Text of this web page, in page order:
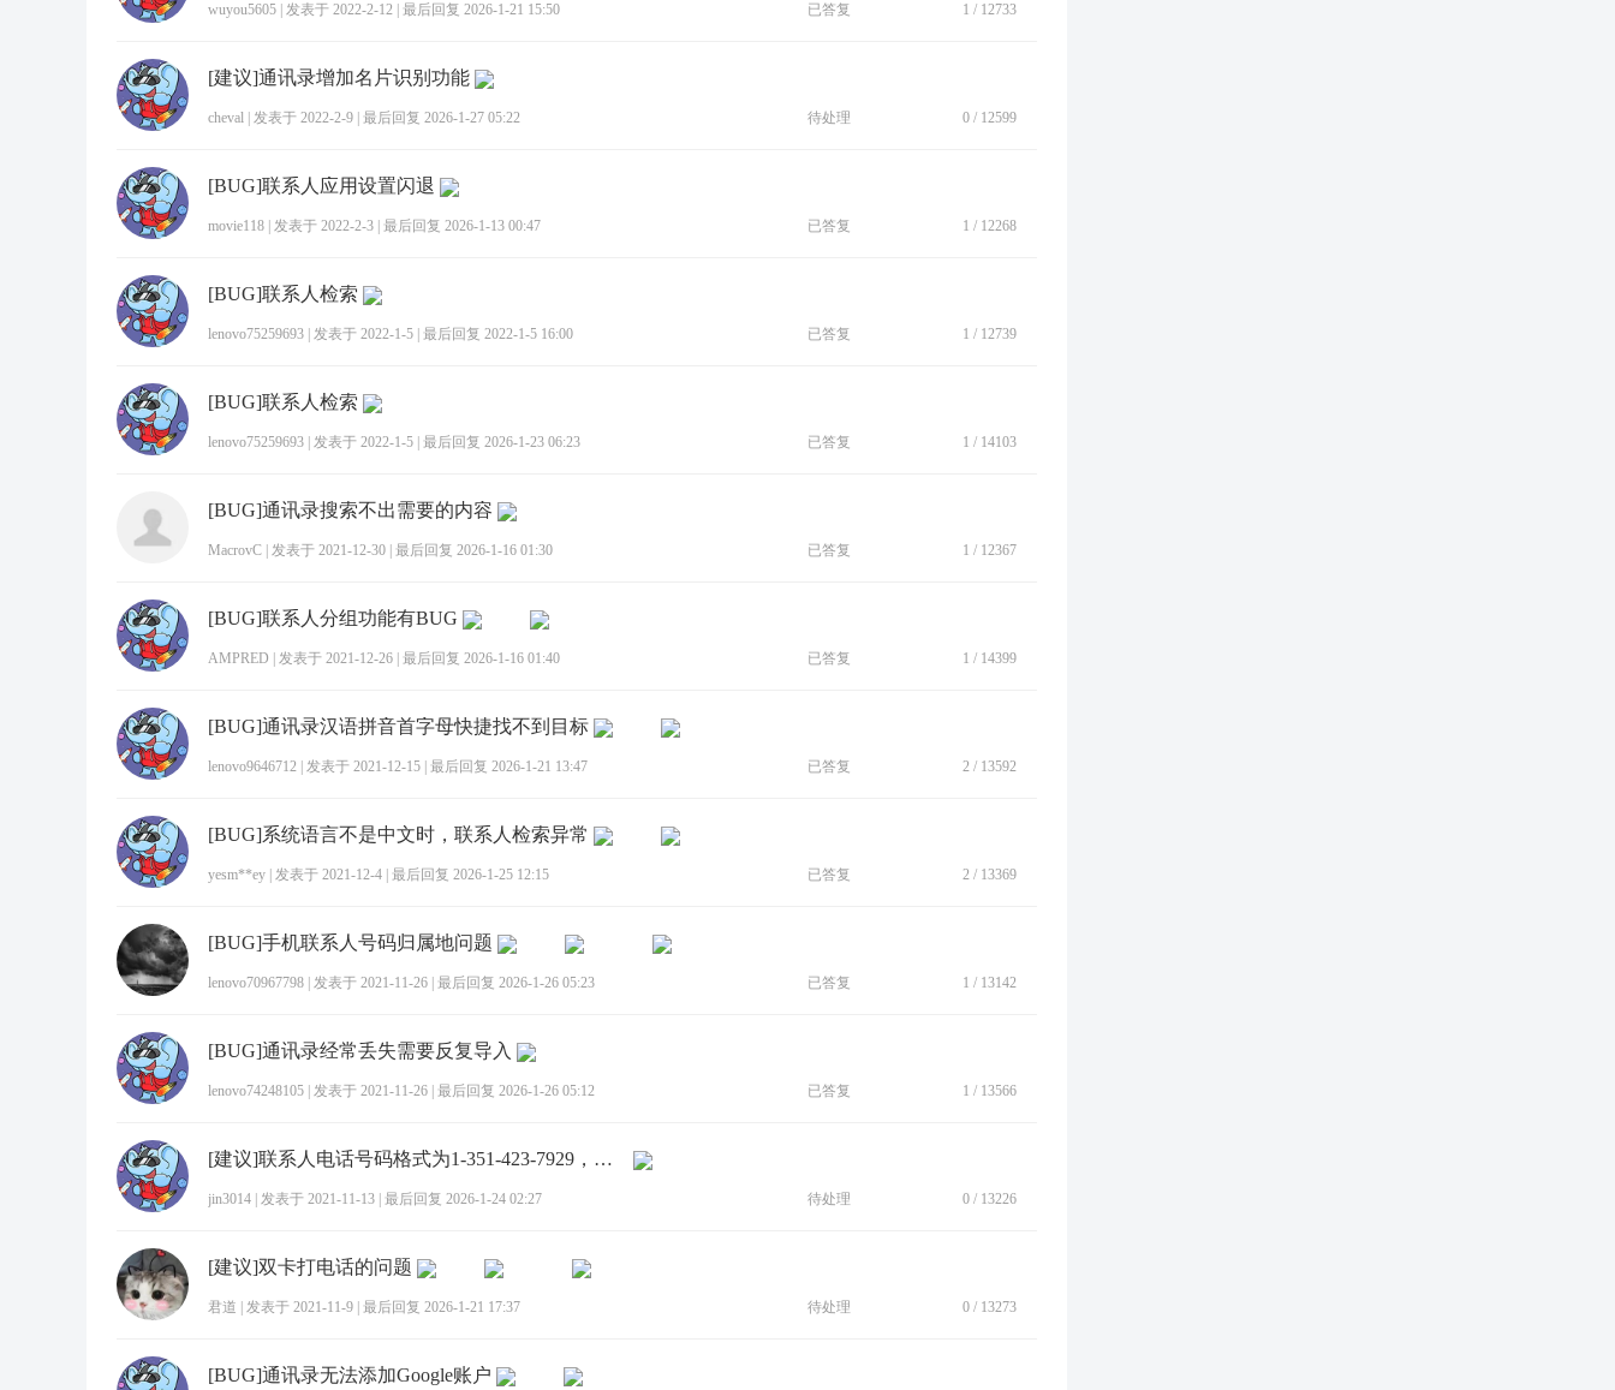
wuyou5605 发表于 2022-2-12 最后回复 2026-1-21 15:50 已答复 1 / 12733
[建议]通讯录增加名片识别功能
cheval 发表于 2022-2-9 最后回复 2026-1-27 05:22 待处理 0 / 12599
[BUG]联系人应用设置闪退
movie118 发表于 2022-2-3 最后回复 2026-1-13 00:47 已答复 1 / 12268
[BUG]联系人检索
lenovo75259693 发表于 2022-1-5 最后回复 2022-1-5 16:00 已答复 1 / 12739
[BUG]联系人检索
lenovo75259693 发表于 2022-1-5 最后回复 2026-1-23 06:23 已答复 1 / 14103
[BUG]通讯录搜索不出需要的内容
MacrovC 发表于 2021-12-30 最后回复 2026-1-16 01:30 已答复 1 / 12367
[BUG]联系人分组功能有BUG
AMPRED 发表于 2021-12-26 最后回复 2026-1-16 01:40 已答复 1 / 14399
[BUG]通讯录汉语拼音首字母快捷找不到目标
lenovo9646712 发表于 2021-12-15 最后回复 2026-1-21 13:47 已答复 2 / 13592
[BUG]系统语言不是中文时，联系人检索异常
yesm**ey 发表于 2021-12-4 最后回复 2026-1-25 12:15 已答复 2 / 13369
[BUG]手机联系人号码归属地问题
lenovo70967798 发表于 2021-11-26 最后回复 2026-1-26 05:23 已答复 1 / 13142
[BUG]通讯录经常丢失需要反复导入
lenovo74248105 发表于 2021-11-26 最后回复 2026-1-26 05:12 已答复 1 / 13566
[建议]联系人电话号码格式为1-351-423-7929，不符合国内习惯
jin3014 发表于 2021-11-13 最后回复 2026-1-24 02:27 待处理 0 / 13226
[建议]双卡打电话的问题
君道 发表于 2021-11-9 最后回复 2026-1-21 17:37 待处理 0 / 13273
[BUG]通讯录无法添加Google账户